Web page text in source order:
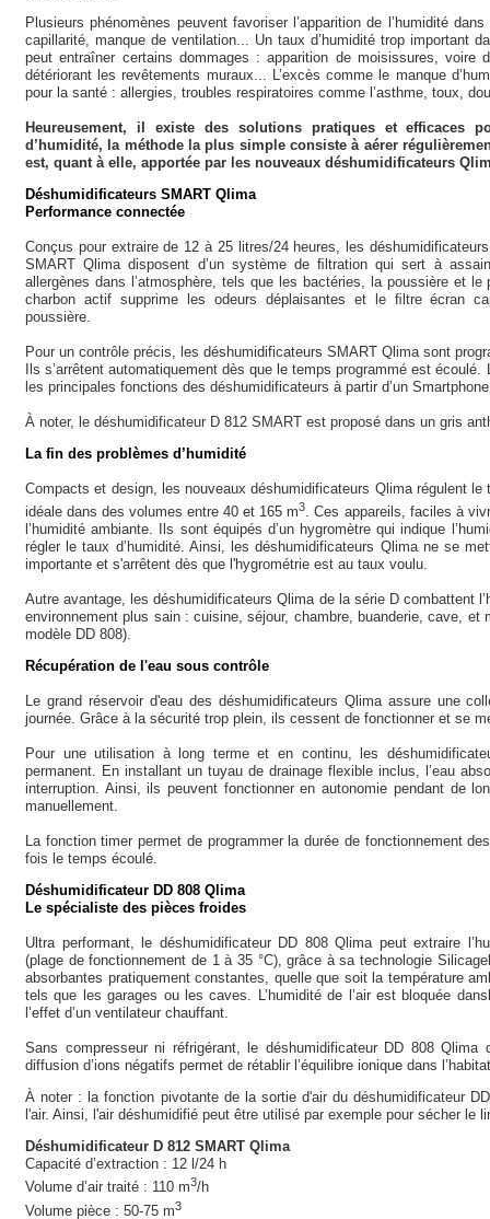
Plusieurs phénomènes peuvent favoriser l’apparition de l’humidité
capillarité, manque de ventilation... Un taux d’humidité trop important
peut entraîner certains dommages : apparition de moisissures, voire
détériorant les revêtements muraux... L’excès comme le manque
pour la santé : allergies, troubles respiratoires comme l’asthme, toux,
Heureusement, il existe des solutions pratiques et efficaces
d’humidité, la méthode la plus simple consiste à aérer
est, quant à elle, apportée par les nouveaux déshumidificateurs
Déshumidificateurs SMART Qlima
Performance connectée
Conçus pour extraire de 12 à 25 litres/24 heures, les
SMART Qlima disposent d’un système de ﬁltration qui sert à
allergènes dans l’atmosphère, tels que les bactéries, la poussière et
charbon actif supprime les odeurs déplaisantes et le ﬁltre écran
poussière.
Pour un contrôle précis, les déshumidificateurs SMART Qlima sont
Ils s’arrêtent automatiquement dès que le temps programmé est
les principales fonctions des déshumidificateurs à partir d’un
À noter, le déshumidificateur D 812 SMART est proposé dans un gris
La fin des problèmes d’humidité
Compacts et design, les nouveaux déshumidificateurs Qlima régulent le
idéale dans des volumes entre 40 et 165 m3. Ces appareils, faciles à
l’humidité ambiante. Ils sont équipés d’un hygromètre qui indique
régler le taux d’humidité. Ainsi, les déshumidificateurs Qlima ne se
importante et s'arrêtent dès que l'hygrométrie est au taux voulu.
Autre avantage, les déshumidificateurs Qlima de la série D combattent
environnement plus sain : cuisine, séjour, chambre, buanderie, cave,
modèle DD 808).
Récupération de l'eau sous contrôle
Le grand réservoir d'eau des déshumidificateurs Qlima assure une
journée. Grâce à la sécurité trop plein, ils cessent de fonctionner et se
Pour une utilisation à long terme et en continu, les
permanent. En installant un tuyau de drainage flexible inclus, l’eau
interruption. Ainsi, ils peuvent fonctionner en autonomie pendant de
manuellement.
La fonction timer permet de programmer la durée de fonctionnement
fois le temps écoulé.
Déshumidificateur DD 808 Qlima
Le spécialiste des pièces froides
Ultra performant, le déshumidificateur DD 808 Qlima peut extraire
(plage de fonctionnement de 1 à 35 °C), grâce à sa technologie
absorbantes pratiquement constantes, quelle que soit la température
tels que les garages ou les caves. L’humidité de l’air est bloquée
l’effet d’un ventilateur chauffant.
Sans compresseur ni réfrigérant, le déshumidificateur DD 808 Qlima
diffusion d’ions négatifs permet de rétablir l’équilibre ionique dans
À noter : la fonction pivotante de la sortie d'air du déshumidificateur
l'air. Ainsi, l'air déshumidifié peut être utilisé par exemple pour sécher le
Déshumidificateur D 812 SMART Qlima
Capacité d’extraction : 12 l/24 h
Volume d’air traité : 110 m3/h
Volume pièce : 50-75 m3